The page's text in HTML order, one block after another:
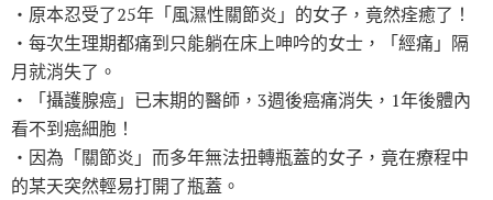
‧原本忍受了25年「風濕性關節炎」的女子，竟然痊癒了！
‧每次生理期都痛到只能躺在床上呻吟的女士，「經痛」隔
月就消失了。
‧「攝護腺癌」已末期的醫師，3週後癌痛消失，1年後體內
看不到癌細胞！
‧因為「關節炎」而多年無法扭轉瓶蓋的女子，竟在療程中
的某天突然輕易打開了瓶蓋。